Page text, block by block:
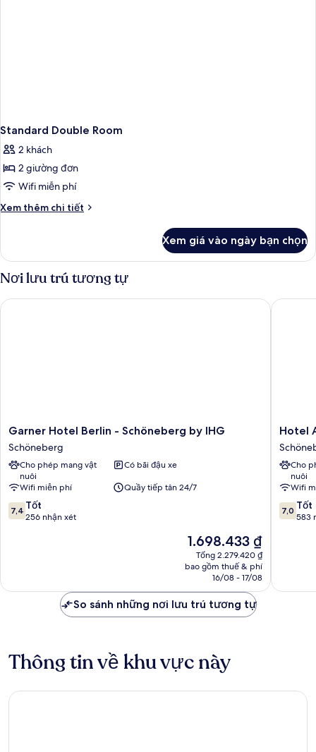
Standard Double Room
2 khách
2 giường đơn
Wifi miễn phí
Xem thêm chi tiết
Chi
Standard
Double
Room
Xem giá vào ngày bạn chọn
Nơi lưu trú tương tự
Garner
Hotel
Berlin
-
Schöneberg
by
IHG
Schöneberg
Garner Hotel Berlin - Schöneberg by IHG
Schöneberg
Cho phép mang vật
nuôi
Có bãi đậu xe
Wifi miễn phí
Quầy tiếp tân 24/7
7.4
trên
7,4 Tốt
256 nhận xét
Giá
hiện
tại
1.698.433 ₫
1.698.433 ₫
Tổng 2.279.420 ₫
bao gồm thuế & phí
16/08 - 17/08
Garner Hotel Berlin - Schöneberg by IHG
Hotel
Berlin
City
Hotel
Cho
nuôi
Wifi
7.0
trên
7,0 Tốt
583
Hotel
So sánh những nơi lưu trú tương tự
Thông tin về khu vực này